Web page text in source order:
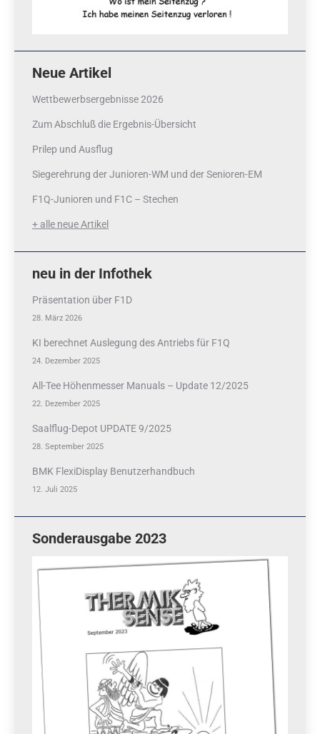
Neue Artikel
Wettbewerbsergebnisse 2026
Zum Abschluß die Ergebnis-Übersicht
Prilep und Ausflug
Siegerehrung der Junioren-WM und der Senioren-EM
F1Q-Junioren und F1C – Stechen
+ alle neue Artikel
neu in der Infothek
Präsentation über F1D
28. März 2026
KI berechnet Auslegung des Antriebs für F1Q
24. Dezember 2025
All-Tee Höhenmesser Manuals – Update 12/2025
22. Dezember 2025
Saalflug-Depot UPDATE 9/2025
28. September 2025
BMK FlexiDisplay Benutzerhandbuch
12. Juli 2025
Sonderausgabe 2023